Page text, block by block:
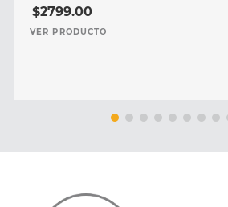
$2799.00
VER PRODUCTO